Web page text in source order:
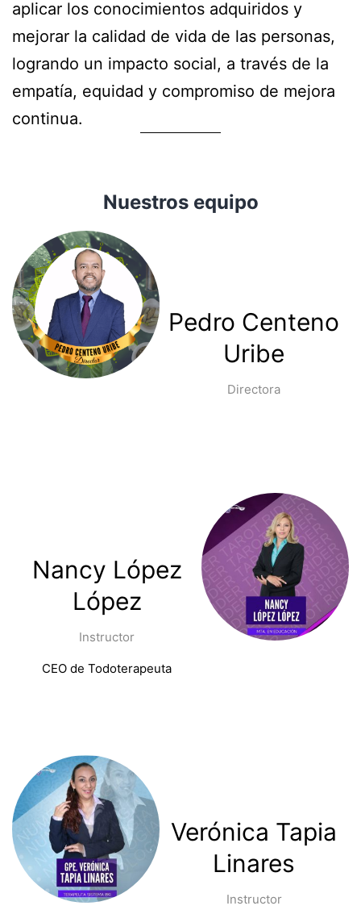
aplicar los conocimientos adquiridos y
mejorar la calidad de vida de las personas,
logrando un impacto social, a través de la
empatía, equidad y compromiso de mejora
continua.
Nuestros equipo
Pedro Centeno
Uribe
Directora
Nancy López
López
Instructor
CEO de Todoterapeuta
Verónica Tapia
Linares
Instructor